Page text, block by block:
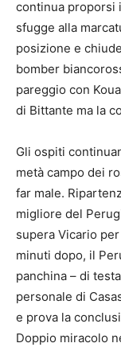
continua proporsi
sfugge alla
posizione e
bomber
pareggio con
di Bittante ma la
Gli ospiti
metà campo dei
far male.
migliore del
supera Vicario
minuti dopo, il
panchina – di
personale di
e prova la
Doppio miracolo